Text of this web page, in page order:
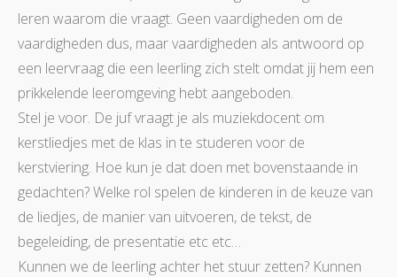
leren waarom die vraagt. Geen vaardigheden om de
vaardigheden dus, maar vaardigheden als antwoord op
een leervraag die een leerling zich stelt omdat jij hem een
prikkelende leeromgeving hebt aangeboden.
Stel je voor. De juf vraagt je als muziekdocent om
kerstliedjes met de klas in te studeren voor de
kerstviering. Hoe kun je dat doen met bovenstaande in
gedachten? Welke rol spelen de kinderen in de keuze van
de liedjes, de manier van uitvoeren, de tekst, de
begeleiding, de presentatie etc etc…
Kunnen we de leerling achter het stuur zetten? Kunnen